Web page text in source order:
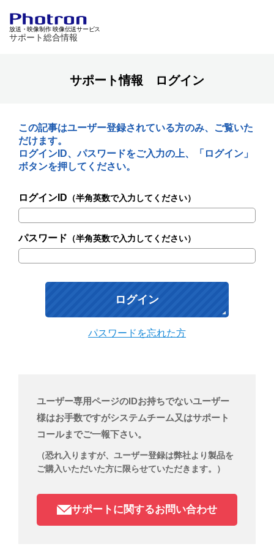
放送・映像制作 映像伝送サービス
サポート総合情報
サポート情報 ログイン
この記事はユーザー登録されている方のみ、ご覧いた
だけます。
ログインID、パスワードをご入力の上、「ログイン」
ボタンを押してください。
ログインID （半角英数で入力してください）
パスワード （半角英数で入力してください）
パスワードを忘れた方
ユーザー専用ページのIDお持ちでないユーザー
様はお手数ですがシステムチーム又はサポート
コールまでご一報下さい。
（恐れ入りますが、ユーザー登録は弊社より製品を
ご購入いただいた方に限らせていただきます。）
サポートに関するお問い合わせ